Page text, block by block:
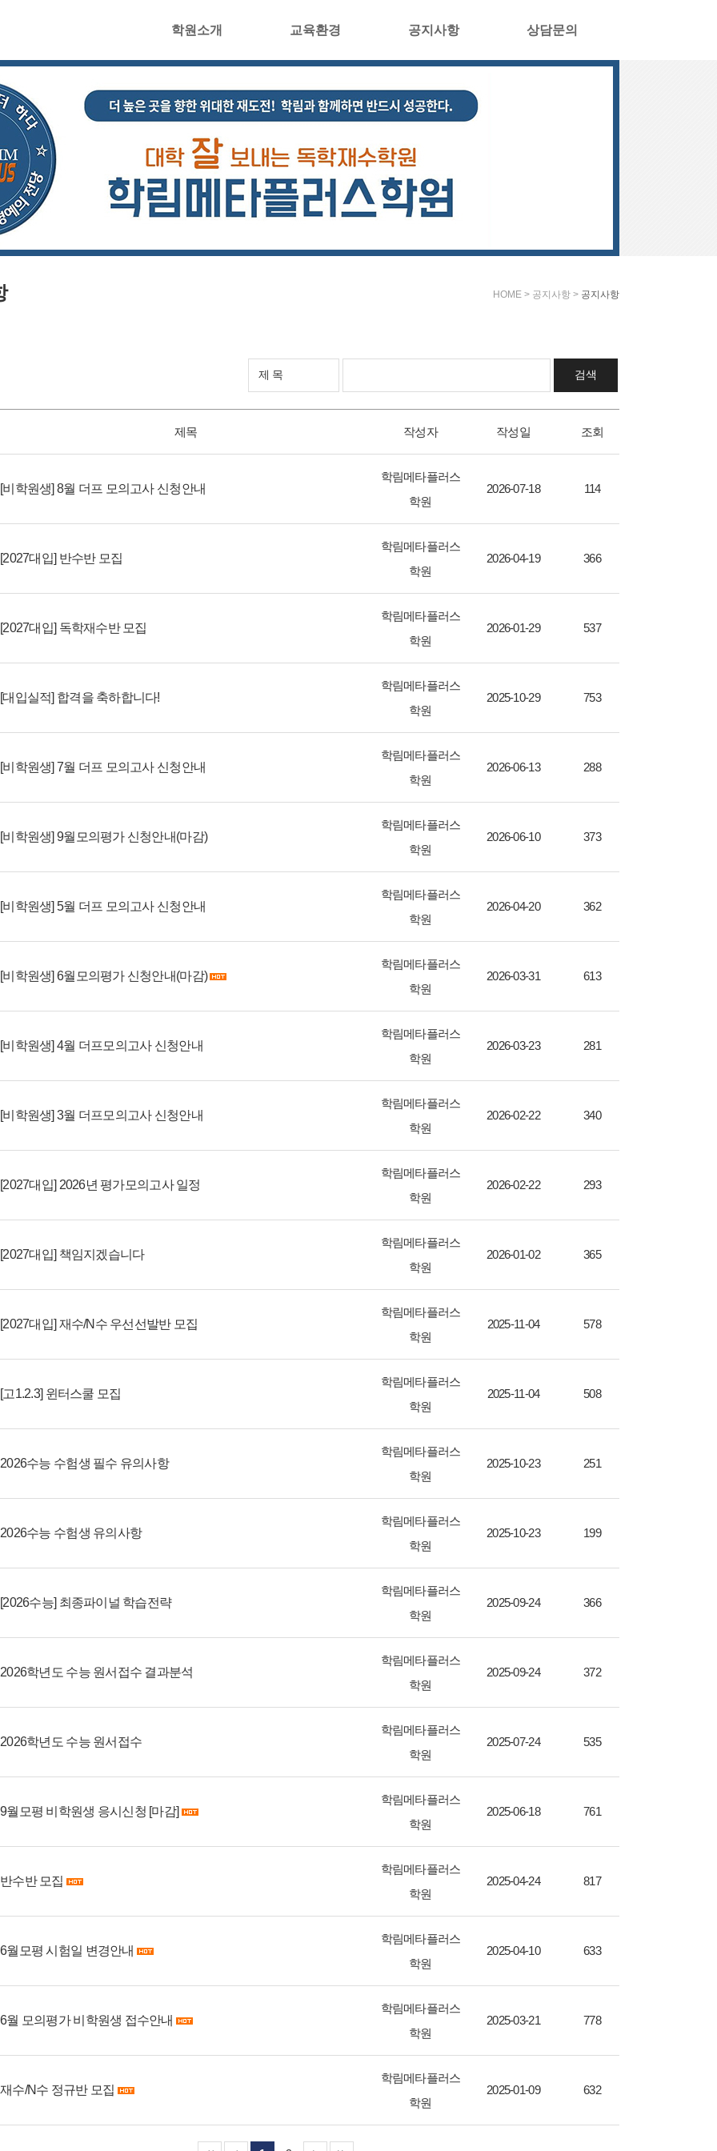
학원소개 교육환경 공지사항 상담문의
HOME > 공지사항 > 공지사항
검색
제목 작성자 작성일 조회
[비학원생] 8월 더프 모의고사 신청안내
학림메타플러스
학원
2026-07-18 114
[2027대입] 반수반 모집
학림메타플러스
학원
2026-04-19 366
[2027대입] 독학재수반 모집
학림메타플러스
학원
2026-01-29 537
[대입실적] 합격을 축하합니다!
학림메타플러스
학원
2025-10-29 753
[비학원생] 7월 더프 모의고사 신청안내
학림메타플러스
학원
2026-06-13 288
[비학원생] 9월모의평가 신청안내(마감)
학림메타플러스
학원
2026-06-10 373
[비학원생] 5월 더프 모의고사 신청안내
학림메타플러스
학원
2026-04-20 362
[비학원생] 6월모의평가 신청안내(마감)
학림메타플러스
학원
2026-03-31 613
[비학원생] 4월 더프모의고사 신청안내
학림메타플러스
학원
2026-03-23 281
[비학원생] 3월 더프모의고사 신청안내
학림메타플러스
학원
2026-02-22 340
[2027대입] 2026년 평가모의고사 일정
학림메타플러스
학원
2026-02-22 293
[2027대입] 책임지겠습니다
학림메타플러스
학원
2026-01-02 365
[2027대입] 재수/N수 우선선발반 모집
학림메타플러스
학원
2025-11-04 578
[고1.2.3] 윈터스쿨 모집
학림메타플러스
학원
2025-11-04 508
2026수능 수험생 필수 유의사항
학림메타플러스
학원
2025-10-23 251
2026수능 수험생 유의사항
학림메타플러스
학원
2025-10-23 199
[2026수능] 최종파이널 학습전략
학림메타플러스
학원
2025-09-24 366
2026학년도 수능 원서접수 결과분석
학림메타플러스
학원
2025-09-24 372
2026학년도 수능 원서접수
학림메타플러스
학원
2025-07-24 535
9월모평 비학원생 응시신청 [마감]
학림메타플러스
학원
2025-06-18 761
반수반 모집
학림메타플러스
학원
2025-04-24 817
6월모평 시험일 변경안내
학림메타플러스
학원
2025-04-10 633
6월 모의평가 비학원생 접수안내
학림메타플러스
학원
2025-03-21 778
재수/N수 정규반 모집
학림메타플러스
학원
2025-01-09 632